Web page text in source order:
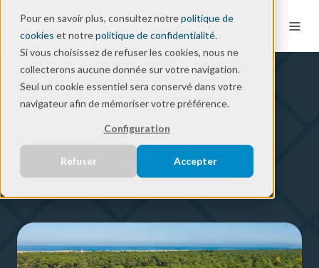
Pour en savoir plus, consultez notrepolitique de
cookies et notrepolitique de confidentialité.
Si vous choisissez de refuser les cookies, nous ne
collecterons aucune donnée sur votre navigation.
Seul un cookie essentiel sera conservé dans votre
navigateur afin de mémoriser votre préférence.
Configuration
Refuser Accepter
FR
Success Story
Un WiFi 5***** pour un
camping 5*****